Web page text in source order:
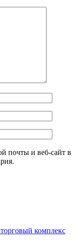
почты и веб-сайт в
комплекс